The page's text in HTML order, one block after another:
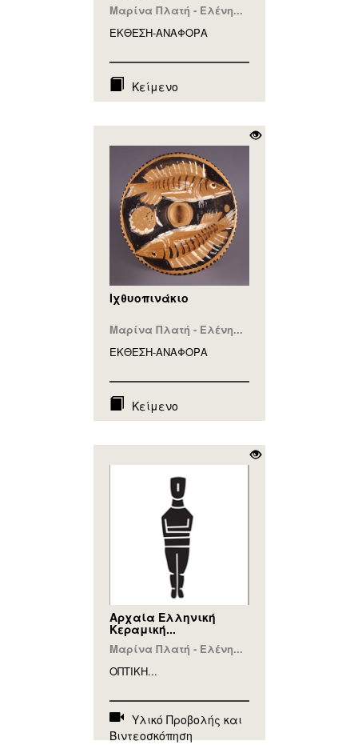
Μαρίνα Πλατή - Ελένη...
ΕΚΘΕΣΗ-ΑΝΑΦΟΡA
Κείμενο
Ιχθυοπινάκιο
Μαρίνα Πλατή - Ελένη...
ΕΚΘΕΣΗ-ΑΝΑΦΟΡA
Κείμενο
Αρχαία Ελληνική
Κεραμική...
Μαρίνα Πλατή - Ελένη...
ΟΠΤΙΚΗ...
Υλικό Προβολής και
Βιντεοσκόπηση